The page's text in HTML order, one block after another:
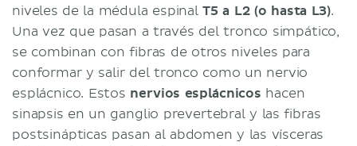
niveles de la médula espinalT5 a L2 (o hasta L3).
Una vez que pasan a través del tronco simpático,
se combinan con fibras de otros niveles para
conformar y salir del tronco como un nervio
esplácnico. Estos nervios esplácnicos hacen
sinapsis en un ganglio prevertebral y las fibras
postsinápticas pasan al abdomen y las vísceras